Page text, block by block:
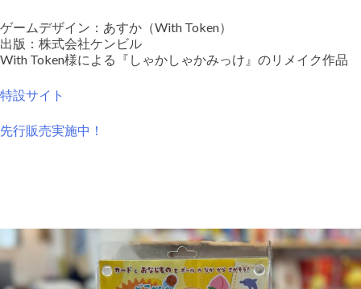
ゲームデザイン：あすか（With Token）
出版：株式会社ケンビル
With Token様による『しゃかしゃかみっけ』のリメイク作品
特設サイト
先行販売実施中！